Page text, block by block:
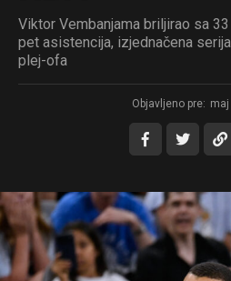
Viktor Vembanjama briljirao sa
pet asistencija, izjednačena
plej-ofa
Objavljeno pre: maj